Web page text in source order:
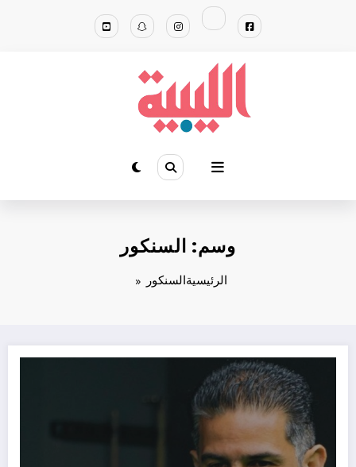
وسم: السنكور
الرئيسيةالسنكور